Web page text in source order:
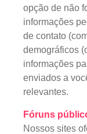
opção de não
informações
de contato
demográficos
informações
enviados a
relevantes.
Fóruns
Nossos sites